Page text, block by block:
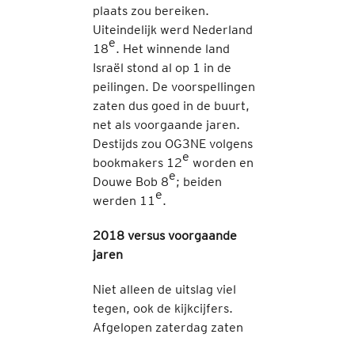
plaats zou bereiken.
Uiteindelijk werd Nederland
18e. Het winnende land
Israël stond al op 1 in de
peilingen. De voorspellingen
zaten dus goed in de buurt,
net als voorgaande jaren.
Destijds zou OG3NE volgens
bookmakers 12e worden en
Douwe Bob 8e; beiden
werden 11e.
2018 versus voorgaande
jaren
Niet alleen de uitslag viel
tegen, ook de kijkcijfers.
Afgelopen zaterdag zaten